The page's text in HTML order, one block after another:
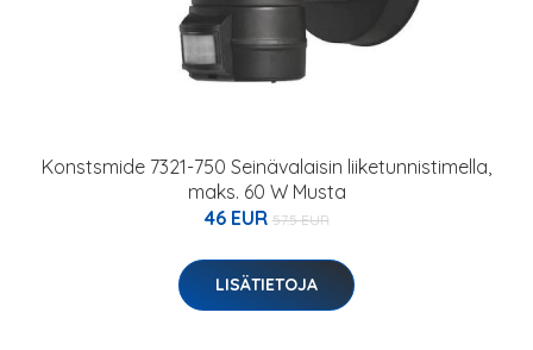
Konstsmide 7321-750 Seinävalaisin liiketunnistimella,
maks. 60 W Musta
46 EUR 57.5 EUR
LISÄTIETOJA